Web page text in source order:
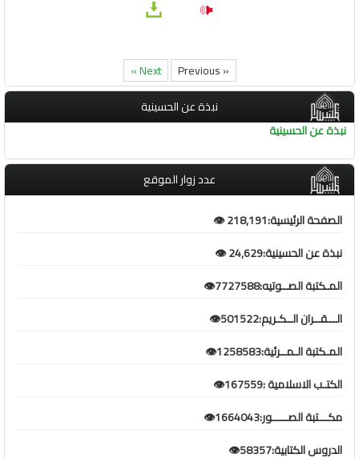
« Previous
Next »
نبذة عن الحسينية
نبذة عن الحسينية
عدد زوار الموقع
الصفحة الرئيسية:218,191 👁️
نبذة عن الحسينية:24,629 👁️
المـكتبة الصــوتيه:7727588👁️
الـــقــران الــكـريم:501522👁️
المـكتبة الـمــرئية:1258583👁️
الكتـب الاسلامية :167559👁️
مكـــتبة الصـــــور:1664043👁️
الدروس الكتابية:58357👁️